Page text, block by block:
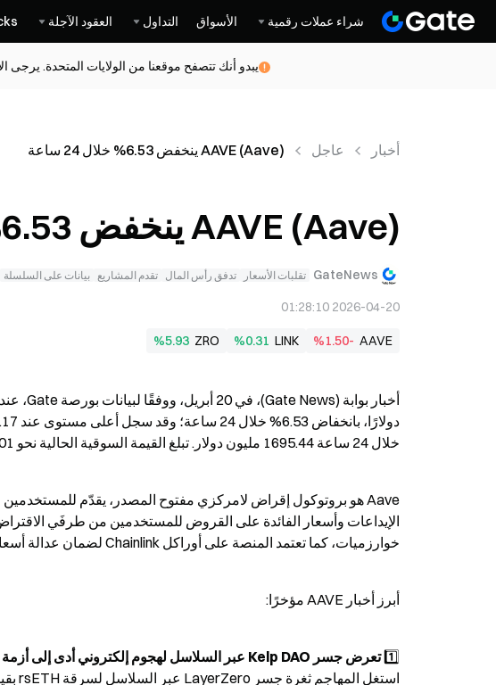
شراء عملات رقمية الأسواق التداول العقود الآجلة
يبدو أنك تتصفح موقعنا من الولايات المتحدة. يرجى
أخبار عاجل AAVE (Aave) ينخفض 6.53% خلال 24 ساعة
AAVE (Aave) ينخفض 6.53% خلال 24 ساعة
GateNews تقلبات الأسعار تدفق رأس المال تقدم المشاريع بيانات على السلسلة
2026-04-20 01:28:10
AAVE
%1.50-
LINK
%0.31
ZRO
%5.93
خلال 24 ساعة 1695.44 مليون دولار. تبلغ القيمة السوقية الحالية نحو 1.401 مليار دولار.
خوارزميات، كما تعتمد المنصة على أوراكل Chainlink لضمان عدالة أسعار الضمانات.
أبرز أخبار AAVE مؤخرًا:
1️⃣ تعرض جسر Kelp DAO عبر السلاسل لهجوم إلكتروني أدى إلى أزمة سيولة